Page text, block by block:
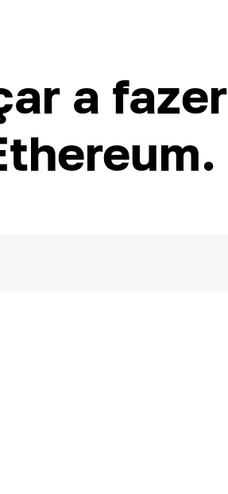
a fazer